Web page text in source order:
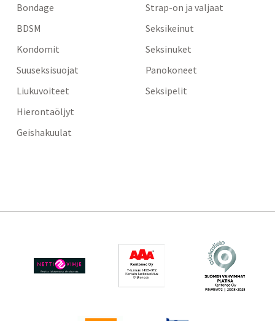
Bondage
BDSM
Kondomit
Suuseksisuojat
Liukuvoiteet
Hierontaöljyt
Geishakuulat
Strap-on ja valjaat
Seksikeinut
Seksinuket
Panokoneet
Seksipelit